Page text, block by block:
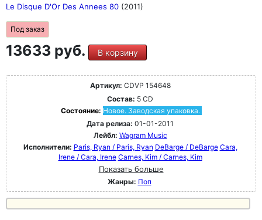
Le Disque D'Or Des Annees 80 (2011)
Под заказ
13633 руб. В корзину
Артикул: CDVP 154648
Состав: 5 CD
Состояние: Новое. Заводская упаковка.
Дата релиза: 01-01-2011
Лейбл: Wagram Music
Исполнители: Paris, Ryan / Paris, Ryan DeBarge / DeBarge Cara,
Irene / Cara, Irene Carnes, Kim / Carnes, Kim
Показать больше
Жанры: Поп